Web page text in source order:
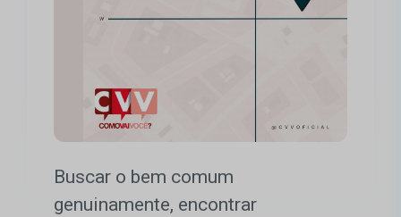
Buscar o bem comum
genuinamente, encontrar